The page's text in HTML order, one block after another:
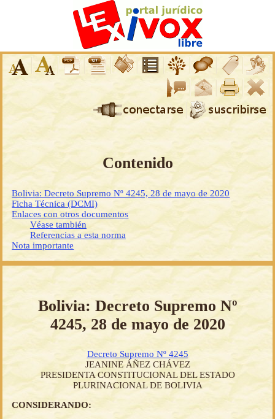
Contenido
Bolivia: Decreto Supremo Nº 4245, 28 de mayo de 2020
Ficha Técnica (DCMI)
Enlaces con otros documentos
Véase también
Referencias a esta norma
Nota importante
Bolivia: Decreto Supremo Nº
4245, 28 de mayo de 2020
Decreto Supremo Nº 4245
JEANINE ÁÑEZ CHÁVEZ
PRESIDENTA CONSTITUCIONAL DEL ESTADO
PLURINACIONAL DE BOLIVIA
CONSIDERANDO: